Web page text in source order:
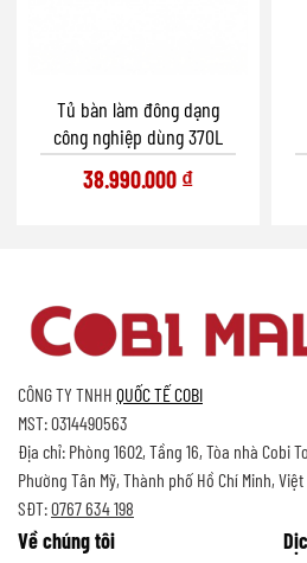
Tủ bàn làm đông dạng
công nghiệp dùng 370L
38.990.000 ₫
CÔNG TY TNHH QUỐC TẾ COBI
MST: 0314490563
Địa chỉ: Phòng 1602, Tầng 16, Tòa nhà Cobi
Phường Tân Mỹ, Thành phố Hồ Chí Minh,
SĐT:0767 634 198
Về chúng tôi